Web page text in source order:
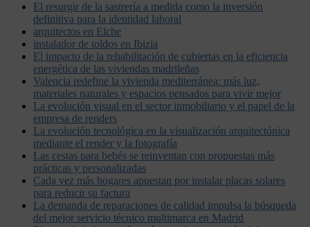
El resurgir de la sastrería a medida como la inversión
definitiva para la identidad laboral
arquitectos en Elche
instalador de toldos en Ibizia
El impacto de la rehabilitación de cubiertas en la eficiencia
energética de las viviendas madrileñas
Valencia redefine la vivienda mediterránea: más luz,
materiales naturales y espacios pensados para vivir mejor
La evolución visual en el sector inmobiliario y el papel de la
empresa de renders
La evolución tecnológica en la visualización arquitectónica
mediante el render y la fotografía
Las cestas para bebés se reinventan con propuestas más
prácticas y personalizadas
Cada vez más hogares apuestan por instalar placas solares
para reducir su factura
La demanda de reparaciones de calidad impulsa la búsqueda
del mejor servicio técnico multimarca en Madrid